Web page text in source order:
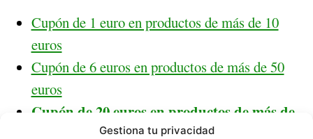
Gestiona tu privacidad
Cupón de 1 euro en productos de más de 10
euros
Cupón de 6 euros en productos de más de 50
euros
Cupón de 20 euros en productos de más de